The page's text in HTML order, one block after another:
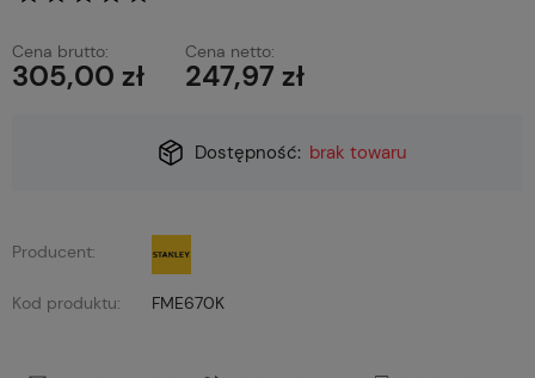
Cena brutto:
305,00 zł
Cena netto:
247,97 zł
Dostępność: brak towaru
Producent:
Kod produktu: FME670K